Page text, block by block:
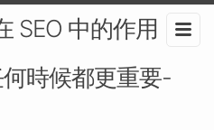
SEO 中的作用：
時候都更重要-